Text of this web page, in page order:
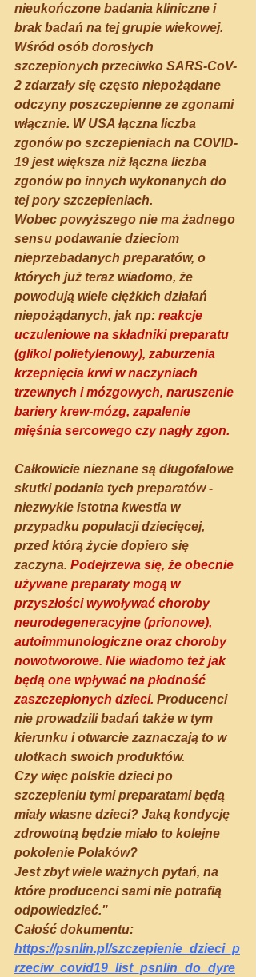
nieukończone badania kliniczne i
brak badań na tej grupie wiekowej.
Wśród osób dorosłych
szczepionych przeciwko SARS-CoV-
2 zdarzały się często niepożądane
odczyny poszczepienne ze zgonami
włącznie. W USA łączna liczba
zgonów po szczepieniach na COVID-
19 jest większa niż łączna liczba
zgonów po innych wykonanych do
tej pory szczepieniach.
Wobec powyższego nie ma żadnego
sensu podawanie dzieciom
nieprzebadanych preparatów, o
których już teraz wiadomo, że
powodują wiele ciężkich działań
niepożądanych, jak np: reakcje
uczuleniowe na składniki preparatu
(glikol polietylenowy), zaburzenia
krzepnięcia krwi w naczyniach
trzewnych i mózgowych, naruszenie
bariery krew-mózg, zapalenie
mięśnia sercowego czy nagły zgon.
Całkowicie nieznane są długofalowe
skutki podania tych preparatów -
niezwykle istotna kwestia w
przypadku populacji dziecięcej,
przed którą życie dopiero się
zaczyna. Podejrzewa się, że obecnie
używane preparaty mogą w
przyszłości wywoływać choroby
neurodegeneracyjne (prionowe),
autoimmunologiczne oraz choroby
nowotworowe. Nie wiadomo też jak
będą one wpływać na płodność
zaszczepionych dzieci. Producenci
nie prowadzili badań także w tym
kierunku i otwarcie zaznaczają to w
ulotkach swoich produktów.
Czy więc polskie dzieci po
szczepieniu tymi preparatami będą
miały własne dzieci? Jaką kondycję
zdrowotną będzie miało to kolejne
pokolenie Polaków?
Jest zbyt wiele ważnych pytań, na
które producenci sami nie potrafią
odpowiedzieć."
Całość dokumentu:
https://psnlin.pl/szczepienie_dzieci_p
rzeciw_covid19_list_psnlin_do_dyre